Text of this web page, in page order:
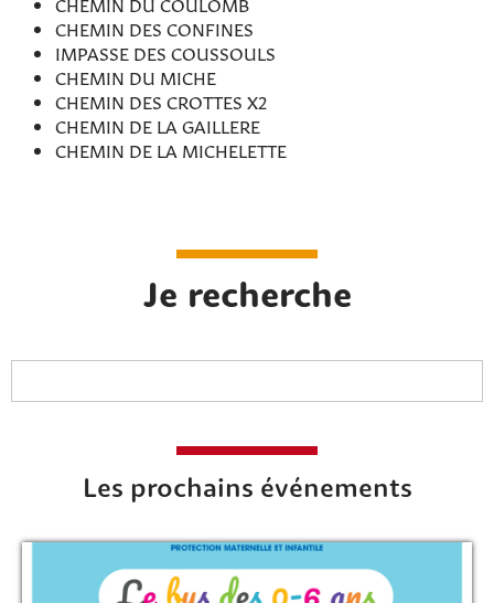
Rechercher sur le site
CHEMIN DES CONFINES
IMPASSE DES COUSSOULS
CHEMIN DU MICHE
CHEMIN DES CROTTES X2
CHEMIN DE LA GAILLERE
CHEMIN DE LA MICHELETTE
Je recherche
Les prochains événements